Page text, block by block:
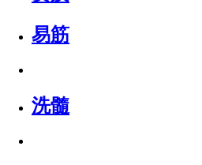
易筋
洗髓